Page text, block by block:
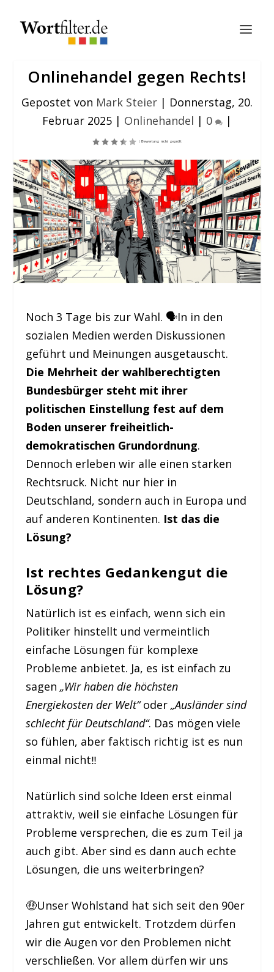
Onlinehandel gegen Rechts!
Gepostet von Mark Steier | Donnerstag, 20.
Februar 2025 | Onlinehandel | 0 |
Noch 3 Tage bis zur Wahl. 🗣️In in den
sozialen Medien werden Diskussionen
geführt und Meinungen ausgetauscht.
Die Mehrheit der wahlberechtigten
Bundesbürger steht mit ihrer
politischen Einstellung fest auf dem
Boden unserer freiheitlich-
demokratischen Grundordnung.
Dennoch erleben wir alle einen starken
Rechtsruck. Nicht nur hier in
Deutschland, sondern auch in Europa und
auf anderen Kontinenten. Ist das die
Lösung?
Ist rechtes Gedankengut die
Lösung?
Natürlich ist es einfach, wenn sich ein
Politiker hinstellt und vermeintlich
einfache Lösungen für komplexe
Probleme anbietet. Ja, es ist einfach zu
sagen„Wir haben die höchsten
Energiekosten der Welt“oder„Ausländer sind
schlecht für Deutschland“. Das mögen viele
so fühlen, aber faktisch richtig ist es nun
einmal nicht‼️
Natürlich sind solche Ideen erst einmal
attraktiv, weil sie einfache Lösungen für
Probleme versprechen, die es zum Teil ja
auch gibt. Aber sind es dann auch echte
Lösungen, die uns weiterbringen?
🤑Unser Wohlstand hat sich seit den 90er
Jahren gut entwickelt. Trotzdem dürfen
wir die Augen vor den Problemen nicht
verschließen. Vor allem dürfen wir uns